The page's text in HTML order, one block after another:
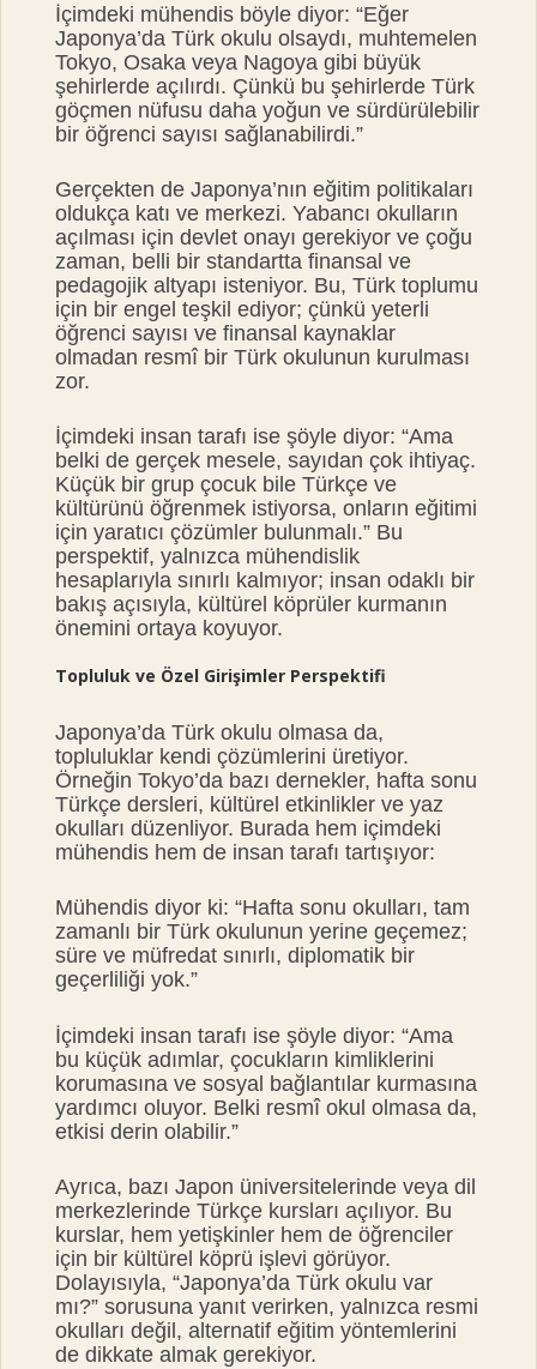
İçimdeki mühendis böyle diyor: “Eğer
Japonya’da Türk okulu olsaydı, muhtemelen
Tokyo, Osaka veya Nagoya gibi büyük
şehirlerde açılırdı. Çünkü bu şehirlerde Türk
göçmen nüfusu daha yoğun ve sürdürülebilir
bir öğrenci sayısı sağlanabilirdi.”
Gerçekten de Japonya’nın eğitim politikaları
oldukça katı ve merkezi. Yabancı okulların
açılması için devlet onayı gerekiyor ve çoğu
zaman, belli bir standartta finansal ve
pedagojik altyapı isteniyor. Bu, Türk toplumu
için bir engel teşkil ediyor; çünkü yeterli
öğrenci sayısı ve finansal kaynaklar
olmadan resmî bir Türk okulunun kurulması
zor.
İçimdeki insan tarafı ise şöyle diyor: “Ama
belki de gerçek mesele, sayıdan çok ihtiyaç.
Küçük bir grup çocuk bile Türkçe ve
kültürünü öğrenmek istiyorsa, onların eğitimi
için yaratıcı çözümler bulunmalı.” Bu
perspektif, yalnızca mühendislik
hesaplarıyla sınırlı kalmıyor; insan odaklı bir
bakış açısıyla, kültürel köprüler kurmanın
önemini ortaya koyuyor.
Topluluk ve Özel Girişimler Perspektifi
Japonya’da Türk okulu olmasa da,
topluluklar kendi çözümlerini üretiyor.
Örneğin Tokyo’da bazı dernekler, hafta sonu
Türkçe dersleri, kültürel etkinlikler ve yaz
okulları düzenliyor. Burada hem içimdeki
mühendis hem de insan tarafı tartışıyor:
Mühendis diyor ki: “Hafta sonu okulları, tam
zamanlı bir Türk okulunun yerine geçemez;
süre ve müfredat sınırlı, diplomatik bir
geçerliliği yok.”
İçimdeki insan tarafı ise şöyle diyor: “Ama
bu küçük adımlar, çocukların kimliklerini
korumasına ve sosyal bağlantılar kurmasına
yardımcı oluyor. Belki resmî okul olmasa da,
etkisi derin olabilir.”
Ayrıca, bazı Japon üniversitelerinde veya dil
merkezlerinde Türkçe kursları açılıyor. Bu
kurslar, hem yetişkinler hem de öğrenciler
için bir kültürel köprü işlevi görüyor.
Dolayısıyla, “Japonya’da Türk okulu var
mı?” sorusuna yanıt verirken, yalnızca resmi
okulları değil, alternatif eğitim yöntemlerini
de dikkate almak gerekiyor.